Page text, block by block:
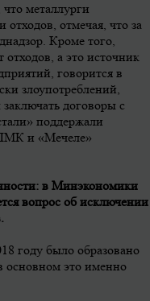
металлурги
отмечая, что за
Кроме того,
а это источник
говорится в
злоупотреблений,
договоры с
поддержали
и «Мечеле»
в Минэкономики
вопрос об исключении
году было образовано
основном это именно